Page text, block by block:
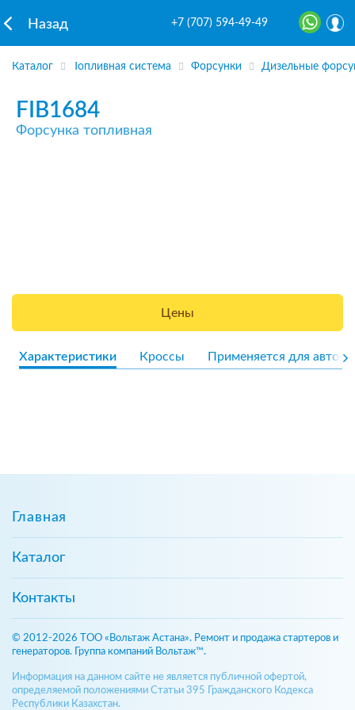
Назад +7 (707) 594-49-49
Каталог Топливная система Форсунки Дизельные
FIB1684
Форсунка топливная
Цены
Характеристики Кроссы Применяется для авто
Главная
Каталог
Контакты
© 2012-2026 ТОО «Вольтаж Астана». Ремонт и продажа стартеров и
генераторов. Группа компаний Вольтаж™.
Информация на данном сайте не является публичной офертой,
определяемой положениями Статьи 395 Гражданского Кодекса
Республики Казахстан.